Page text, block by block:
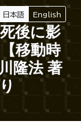
日本語 English
後に影
移動時
隆法 著